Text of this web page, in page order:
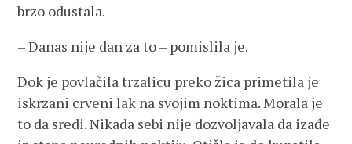
brzo odustala.
– Danas nije dan za to – pomislila je.
Dok je povlačila trzalicu preko žica primetila je
iskrzani crveni lak na svojim noktima. Morala je
to da sredi. Nikada sebi nije dozvoljavala da izađe